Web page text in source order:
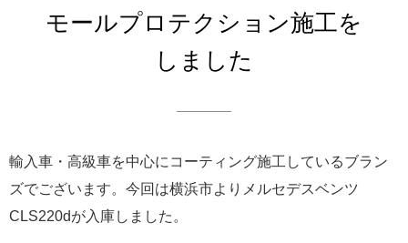
モールプロテクション施工を
しました
輸入車・高級車を中心にコーティング施工しているブラン
ズでございます。今回は横浜市よりメルセデスベンツ
CLS220dが入庫しました。